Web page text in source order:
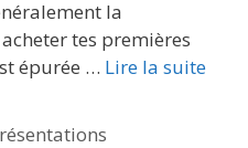
la
tes premières
épurée … Lire la suite